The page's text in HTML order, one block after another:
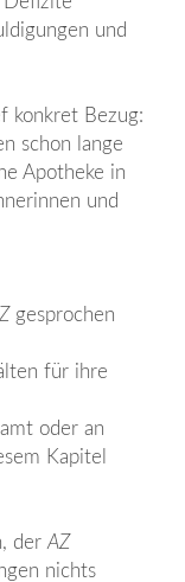
und
konkret Bezug:
schon lange
Apotheke in
und
gesprochen
für ihre
oder an
Kapitel
der AZ
nichts